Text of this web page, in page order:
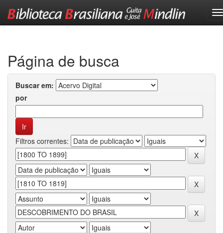
Página de busca
Buscar em:
por
Filtros correntes: